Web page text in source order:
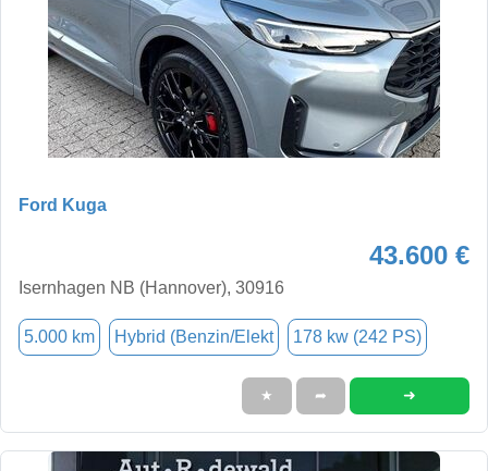
Ford Kuga
43.600 €
Isernhagen NB (Hannover), 30916
5.000 km Hybrid (Benzin/Elekt 178 kw (242 PS)
★ ➦ ➜